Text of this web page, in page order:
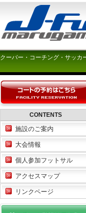
クーバー・コーチング・サッ
CONTENTS
施設のご案内
大会情報
個人参加フットサル
アクセスマップ
リンクページ